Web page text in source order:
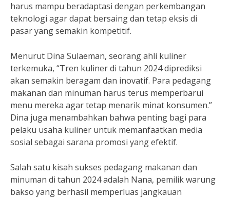
harus mampu beradaptasi dengan perkembangan
teknologi agar dapat bersaing dan tetap eksis di
pasar yang semakin kompetitif.
Menurut Dina Sulaeman, seorang ahli kuliner
terkemuka, “Tren kuliner di tahun 2024 diprediksi
akan semakin beragam dan inovatif. Para pedagang
makanan dan minuman harus terus memperbarui
menu mereka agar tetap menarik minat konsumen.”
Dina juga menambahkan bahwa penting bagi para
pelaku usaha kuliner untuk memanfaatkan media
sosial sebagai sarana promosi yang efektif.
Salah satu kisah sukses pedagang makanan dan
minuman di tahun 2024 adalah Nana, pemilik warung
bakso yang berhasil memperluas jangkauan